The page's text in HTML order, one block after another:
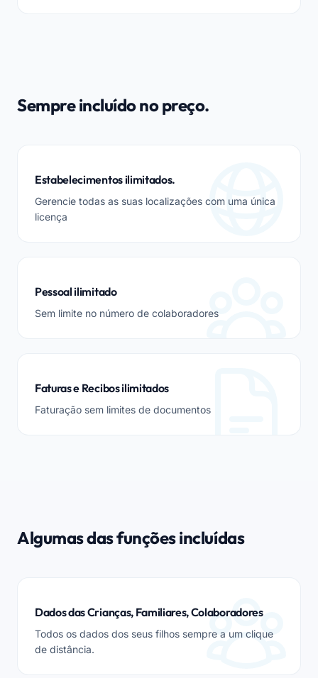
Sempre incluído no preço.
Estabelecimentos ilimitados.
Gerencie todas as suas localizações com uma única
licença
Pessoal ilimitado
Sem limite no número de colaboradores
Faturas e Recibos ilimitados
Faturação sem limites de documentos
Algumas das funções incluídas
Dados das Crianças, Familiares, Colaboradores
Todos os dados dos seus filhos sempre a um clique
de distância.